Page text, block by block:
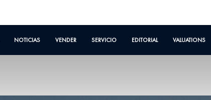
NOTICIAS VENDER SERVICIO EDITORIAL VALUATIONS